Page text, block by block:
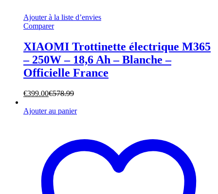
Ajouter à la liste d’envies
Comparer
XIAOMI Trottinette électrique M365
– 250W – 18,6 Ah – Blanche –
Officielle France
€399.00€578.99
Ajouter au panier